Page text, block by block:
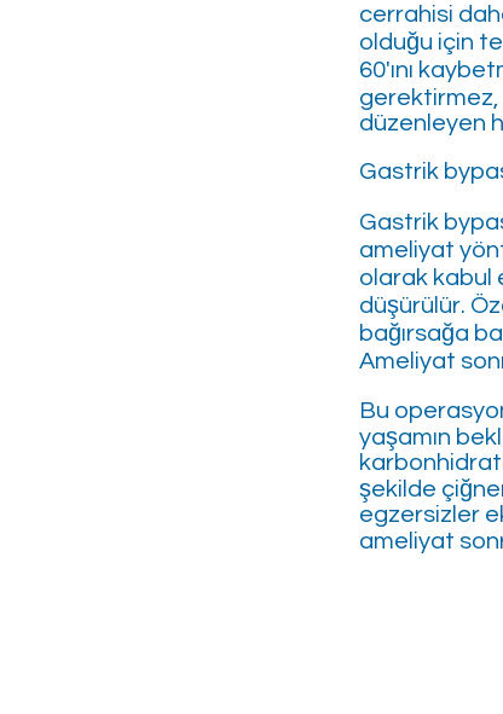
cerrahisi
olduğu için
60'ını
gerektirmez,
düzenleyen
Gastrik
Gastrik
ameliyat
olarak kabul
düşürülür.
bağırsağa
Ameliyat
Bu
yaşamın
şekilde
egzersizler
ameliyat